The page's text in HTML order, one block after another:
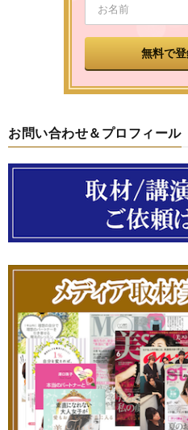
お問い合わせ＆プロフィール